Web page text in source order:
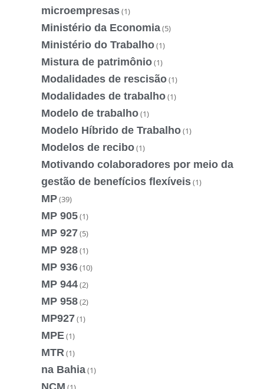
microempresas(1)
Ministério da Economia(5)
Ministério do Trabalho(1)
Mistura de patrimônio(1)
Modalidades de rescisão(1)
Modalidades de trabalho(1)
Modelo de trabalho(1)
Modelo Híbrido de Trabalho(1)
Modelos de recibo(1)
Motivando colaboradores por meio da
gestão de benefícios flexíveis(1)
MP(39)
MP 905(1)
MP 927(5)
MP 928(1)
MP 936(10)
MP 944(2)
MP 958(2)
MP927(1)
MPE(1)
MTR (1)
na Bahia(1)
NCM